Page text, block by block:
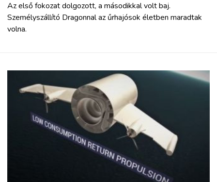
Az első fokozat dolgozott, a másodikkal volt baj.
Személyszállító Dragonnal az űrhajósok életben maradtak
volna.